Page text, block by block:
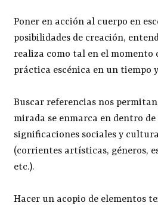
Poner en acción al cuerpo en
posibilidades de creación,
realiza como tal en el momento
práctica escénica en un tiempo
Buscar referencias nos
mirada se enmarca en dentro
significaciones sociales y
(corrientes artísticas, géneros,
etc.).
Hacer un acopio de elementos